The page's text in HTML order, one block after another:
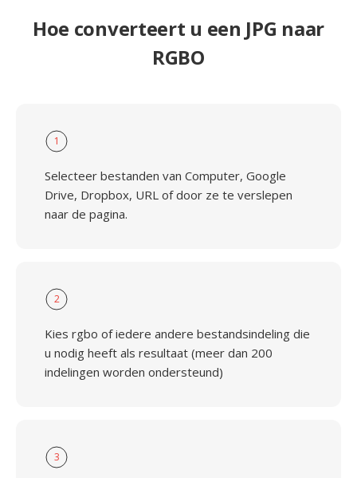
Hoe converteert u een JPG naar
RGBO
1
Selecteer bestanden van Computer, Google
Drive, Dropbox, URL of door ze te verslepen
naar de pagina.
2
Kies rgbo of iedere andere bestandsindeling die
u nodig heeft als resultaat (meer dan 200
indelingen worden ondersteund)
3